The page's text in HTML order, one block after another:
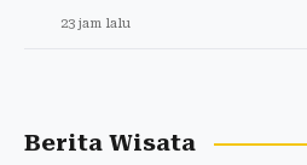
23 jam lalu
Berita Wisata